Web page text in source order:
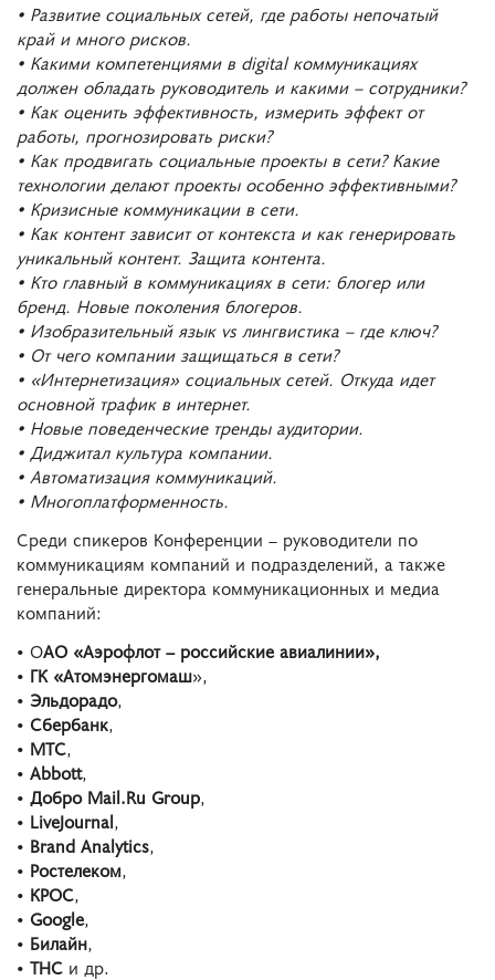
• Развитие социальных сетей, где работы непочатый
край и много рисков.
• Какими компетенциями в digital коммуникациях
должен обладать руководитель и какими – сотрудники?
• Как оценить эффективность, измерить эффект от
работы, прогнозировать риски?
• Как продвигать социальные проекты в сети? Какие
технологии делают проекты особенно эффективными?
• Кризисные коммуникации в сети.
• Как контент зависит от контекста и как генерировать
уникальный контент. Защита контента.
• Кто главный в коммуникациях в сети: блогер или
бренд. Новые поколения блогеров.
• Изобразительный язык vs лингвистика – где ключ?
• От чего компании защищаться в сети?
• «Интернетизация» социальных сетей. Откуда идет
основной трафик в интернет.
• Новые поведенческие тренды аудитории.
• Диджитал культура компании.
• Автоматизация коммуникаций.
• Многоплатформенность.
Среди спикеров Конференции – руководители по
коммуникациям компаний и подразделений, а также
генеральные директора коммуникационных и медиа
компаний:
• ОАО «Аэрофлот – российские авиалинии»,
• ГК «Атомэнергомаш»,
• Эльдорадо,
• Сбербанк,
• МТС,
• Abbott,
• Добро Mail.Ru Group,
• LiveJournal,
• Brand Analytics,
• Ростелеком,
• КРОС,
• Google,
• Билайн,
• ТНС и др.